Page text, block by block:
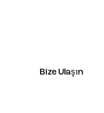
Bize Ulaşın